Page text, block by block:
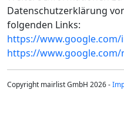
Datenschutzerklärung
folgenden Links:
https://
https://
Copyright mairlist GmbH 2026 -